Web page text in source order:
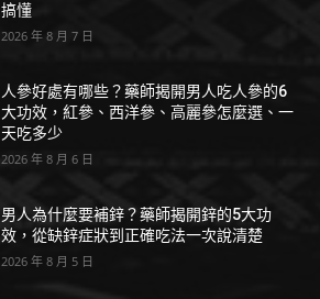
搞懂
2026 年 8 月 7 日
人參好處有哪些？藥師揭開男人吃人參的6
大功效，紅參、西洋參、高麗參怎麼選、一
天吃多少
2026 年 8 月 6 日
男人為什麼要補鋅？藥師揭開鋅的5大功
效，從缺鋅症狀到正確吃法一次說清楚
2026 年 8 月 5 日